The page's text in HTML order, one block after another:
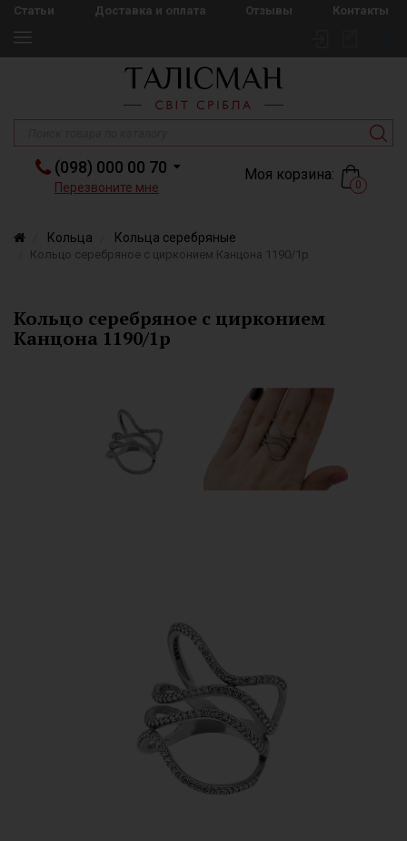
Статьи Доставка и оплата Отзывы Контакты
(098) 000 00 70
Перезвоните мне
Моя корзина:
0
Кольца Кольца серебряные
Кольцо серебряное с цирконием Канцона 1190/1р
Кольцо серебряное с цирконием
Канцона 1190/1р